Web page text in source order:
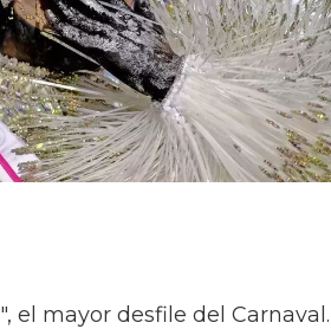
", el mayor desfile del Carnaval.